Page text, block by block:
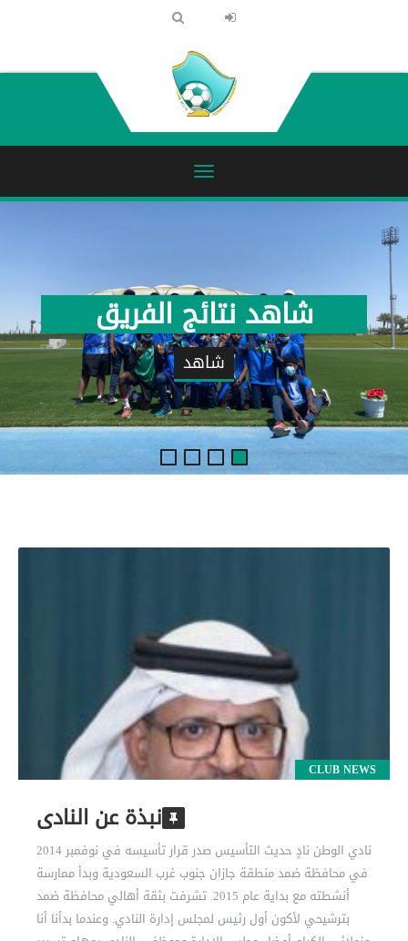
انضم الى الفريق
انضم
CLUB NEWS
نبذة عن النادي
نادي الوطن نادٍ حديث التأسيس صدر قرار تأسيسه في نوفمبر 2014
في محافظة ضمد منطقة جازان جنوب غرب السعودية وبدأ ممارسة
أنشطته مع بداية عام 2015. تشرفت بثقة أهالي محافظة ضمد
بترشيحي لأكون أول رئيس لمجلس إدارة النادي. وعندما بدأنا أنا